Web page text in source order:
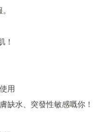
！
用
缺水、突發性敏感嘅你！